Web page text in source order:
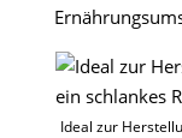
Ideal zur